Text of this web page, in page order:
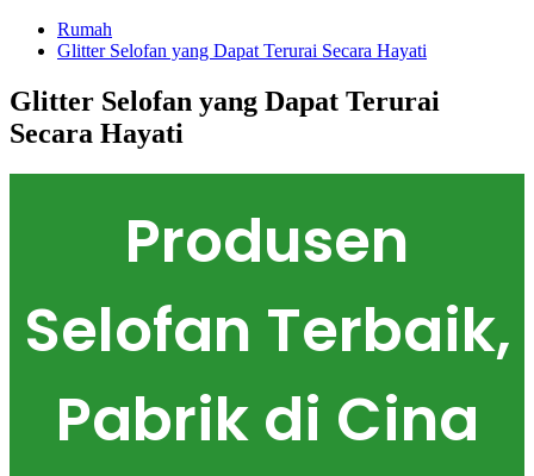
Rumah
Glitter Selofan yang Dapat Terurai Secara Hayati
Glitter Selofan yang Dapat Terurai
Secara Hayati
Produsen
Selofan Terbaik,
Pabrik di Cina